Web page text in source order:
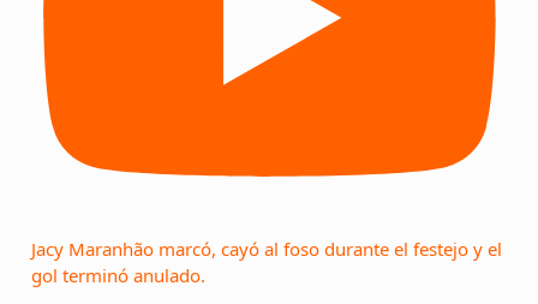
Jacy Maranhão marcó, cayó al foso durante el festejo y el
gol terminó anulado.